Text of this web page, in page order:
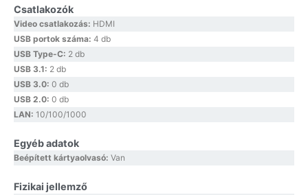
Csatlakozók
Video csatlakozás: HDMI
USB portok száma: 4 db
USB Type-C: 2 db
USB 3.1: 2 db
USB 3.0: 0 db
USB 2.0: 0 db
LAN: 10/100/1000
Egyéb adatok
Beépített kártyaolvasó: Van
Fizikai jellemző